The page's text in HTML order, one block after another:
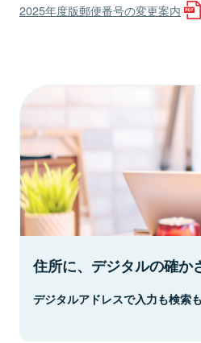
2025年度版郵便番号の変更案内
住所に、デジタルの確か
デジタルアドレスで入力も検索